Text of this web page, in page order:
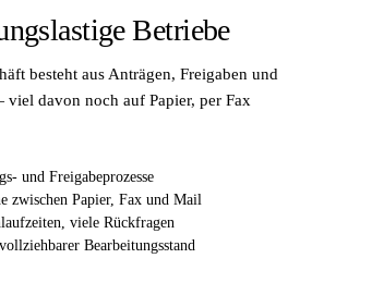
Betriebe
besteht aus Anträgen, Freigaben und
davon noch auf Papier, per Fax
und Freigabeprozesse
zwischen Papier, Fax und Mail
viele Rückfragen
Bearbeitungsstand